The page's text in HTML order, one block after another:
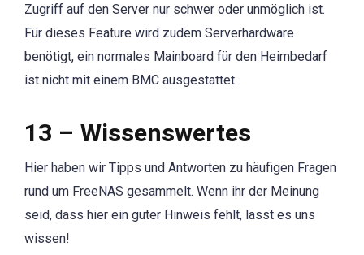
Zugriff auf den Server nur schwer oder unmöglich ist.
Für dieses Feature wird zudem Serverhardware
benötigt, ein normales Mainboard für den Heimbedarf
ist nicht mit einem BMC ausgestattet.
13 – Wissenswertes
Hier haben wir Tipps und Antworten zu häufigen Fragen
rund um FreeNAS gesammelt. Wenn ihr der Meinung
seid, dass hier ein guter Hinweis fehlt, lasst es uns
wissen!